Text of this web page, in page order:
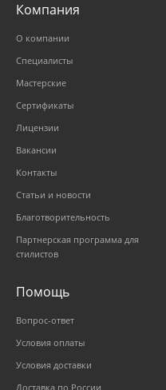
Компания
О компании
Специалисты
Мастерские
Сертификаты
Лицензии
Вакансии
Контакты
Статьи и новости
Благотворительность
Партнерская программа для
стилистов
Помощь
Вопрос-ответ
Условия оплаты
Условия доставки
Доставка по России